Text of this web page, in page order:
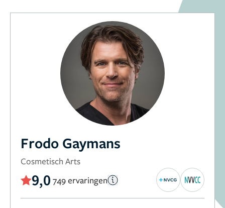
Frodo Gaymans
Cosmetisch Arts
9,0 749 ervaringen